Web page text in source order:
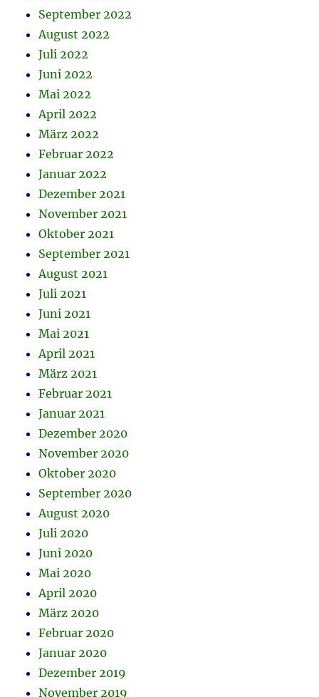
September 2022
August 2022
Juli 2022
Juni 2022
Mai 2022
April 2022
März 2022
Februar 2022
Januar 2022
Dezember 2021
November 2021
Oktober 2021
September 2021
August 2021
Juli 2021
Juni 2021
Mai 2021
April 2021
März 2021
Februar 2021
Januar 2021
Dezember 2020
November 2020
Oktober 2020
September 2020
August 2020
Juli 2020
Juni 2020
Mai 2020
April 2020
März 2020
Februar 2020
Januar 2020
Dezember 2019
November 2019